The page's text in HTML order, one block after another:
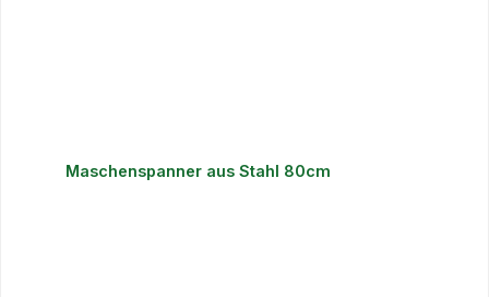
Maschenspanner aus Stahl 80cm